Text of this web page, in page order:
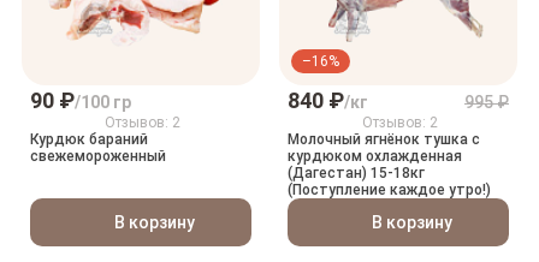
90 ₽/100 гр
Отзывов: 2
Курдюк бараний
свежемороженный
В корзину
–16%
840 ₽/кг 995 ₽
Отзывов: 2
Молочный ягнёнок тушка с
курдюком охлажденная
(Дагестан) 15-18кг
(Поступление каждое утро!)
В корзину